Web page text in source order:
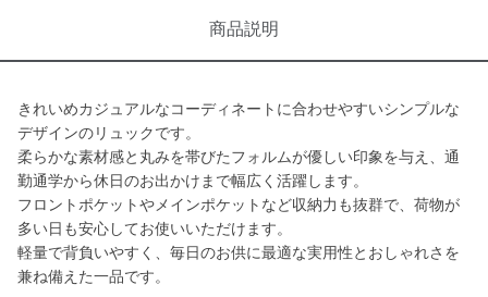
商品説明
きれいめカジュアルなコーディネートに合わせやすいシンプルな
デザインのリュックです。
柔らかな素材感と丸みを帯びたフォルムが優しい印象を与え、通
勤通学から休日のお出かけまで幅広く活躍します。
フロントポケットやメインポケットなど収納力も抜群で、荷物が
多い日も安心してお使いいただけます。
軽量で背負いやすく、毎日のお供に最適な実用性とおしゃれさを
兼ね備えた一品です。